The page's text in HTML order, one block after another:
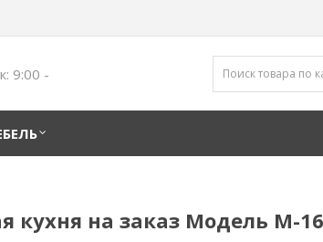
9:00 -
кухня на заказ Модель M-16